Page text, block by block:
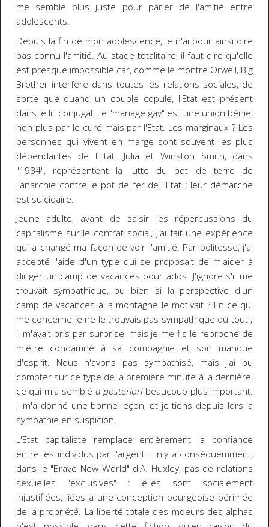
me semble plus juste pour parler de l'amitié entre
adolescents.
Depuis la fin de mon adolescence, je n'ai pour ainsi dire
pas connu l'amitié. Au stade totalitaire, il faut dire qu'elle
est presque impossible car, comme le montre Orwell, Big
Brother interfère dans toutes les relations sociales, de
sorte que quand un couple copule, l'Etat est présent
dans le lit conjugal. Le "mariage gay" est une union bénie,
non plus par le curé mais par l'Etat. Les marginaux ? Les
personnes qui vivent en marge sont souvent les plus
dépendantes de l'Etat. Julia et Winston Smith, dans
"1984", représentent la lutte du pot de terre de
l'anarchie contre le pot de fer de l'Etat ; leur démarche
est suicidaire.
Jeune adulte, avant de saisir les répercussions du
capitalisme sur le contrat social, j'ai fait une expérience
qui a changé ma façon de voir l'amitié. Par politesse, j'ai
accepté l'aide d'un type qui se proposait de m'aider à
diriger un camp de vacances pour ados. J'ignore s'il me
trouvait sympathique, ou bien si la perspective d'un
camp de vacances à la montagne le motivait ? En ce qui
me concerne je ne le trouvais pas sympathique du tout ;
il m'avait pris par surprise, mais je me fis le reproche de
m'être condamné à sa compagnie et son manque
d'esprit. Nous n'avons pas sympathisé, mais j'ai pu
compter sur ce type de la première minute à la dernière,
ce qui m'a semblé a posterioribeaucoup plus important.
Il m'a donné une bonne leçon, et je tiens depuis lors la
sympathie en suspicion.
L'Etat capitaliste remplace entièrement la confiance
entre les individus par l'argent. Il n'y a conséquemment,
dans le "Brave New World" d'A. Huxley, pas de relations
sexuelles "exclusives" : elles sont socialement
injustifiées, liées à une conception bourgeoise périmée
de la propriété. La liberté totale des moeurs des alphas